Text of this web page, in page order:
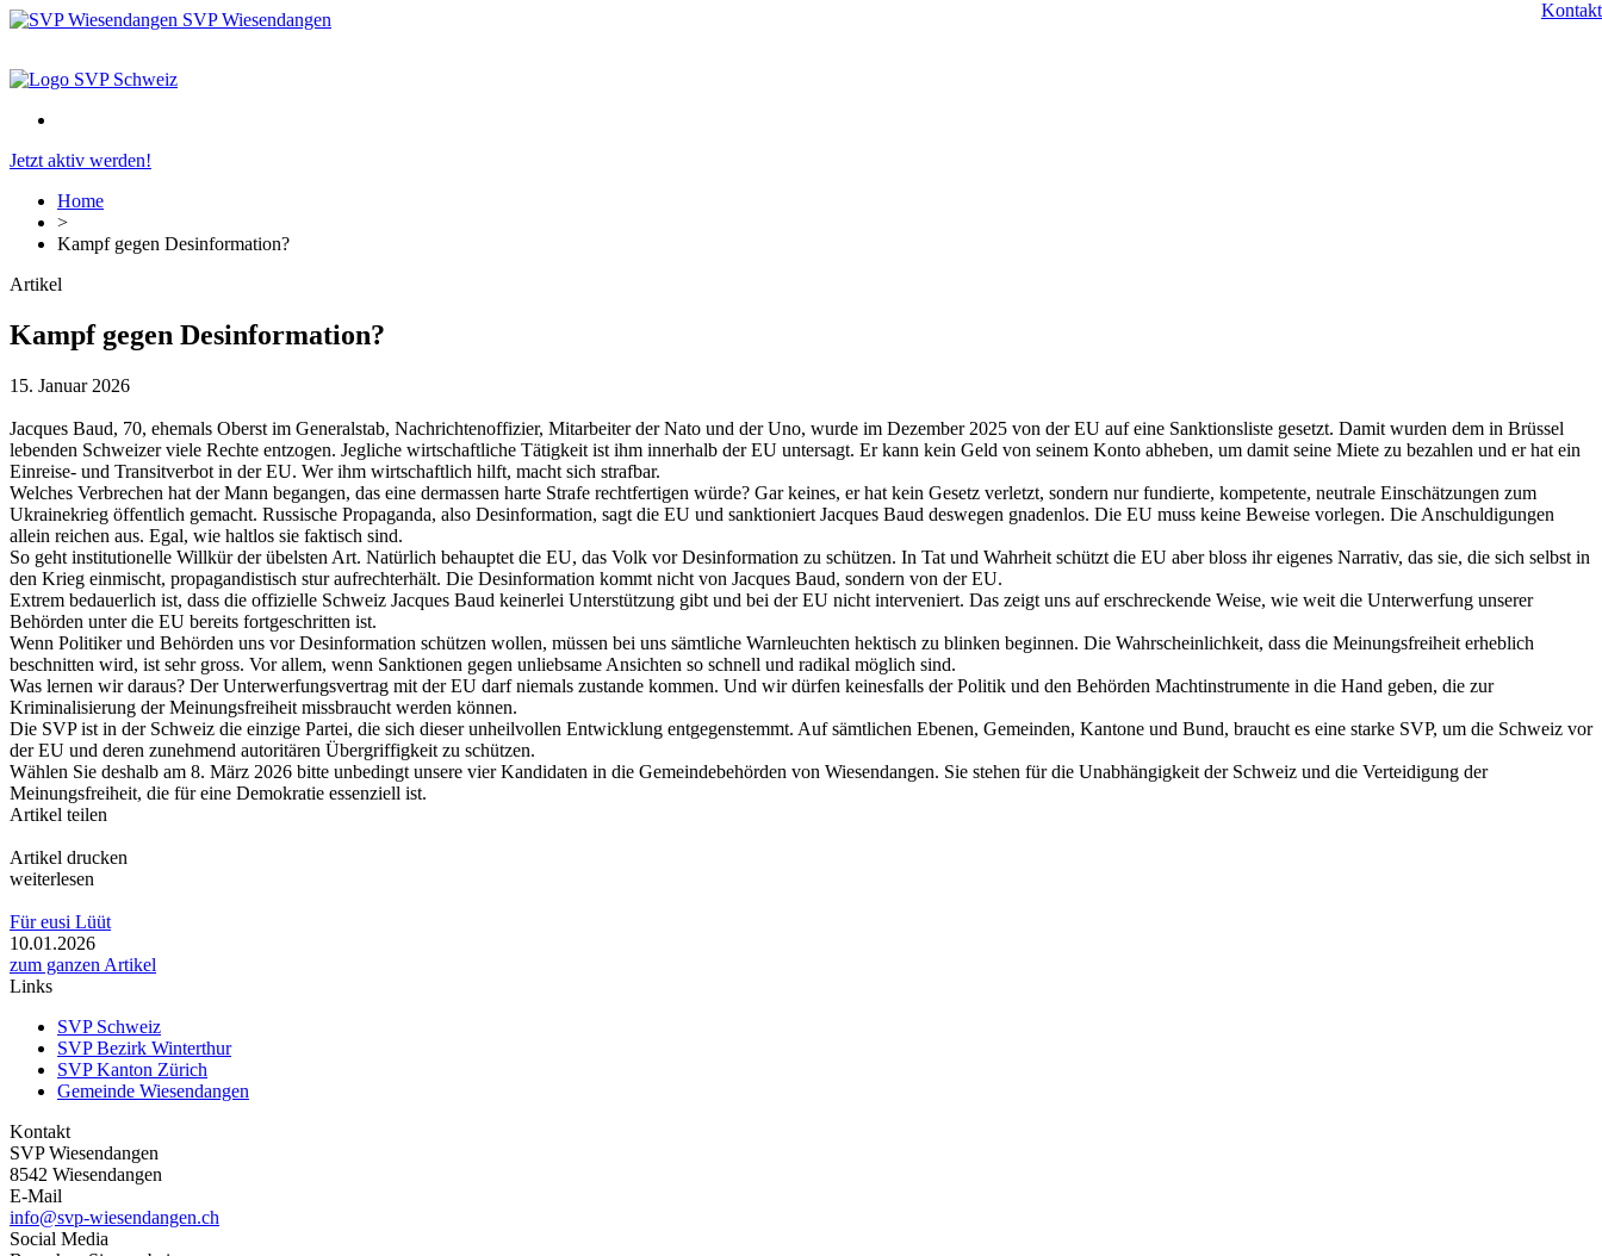
Kontakt
SVP Wiesendangen
Jetzt aktiv werden!
Home
>
Kampf gegen Desinformation?
Artikel
Kampf gegen Desinformation?
15. Januar 2026
Jacques Baud, 70, ehemals Oberst im Generalstab, Nachrichtenoffizier, Mitarbeiter der Nato und der Uno, wurde im Dezember 2025 von der EU auf eine Sanktionsliste gesetzt. Damit wurden dem in Brüssel
lebenden Schweizer viele Rechte entzogen. Jegliche wirtschaftliche Tätigkeit ist ihm innerhalb der EU untersagt. Er kann kein Geld von seinem Konto abheben, um damit seine Miete zu bezahlen und er hat ein
Einreise- und Transitverbot in der EU. Wer ihm wirtschaftlich hilft, macht sich strafbar.
Welches Verbrechen hat der Mann begangen, das eine dermassen harte Strafe rechtfertigen würde? Gar keines, er hat kein Gesetz verletzt, sondern nur fundierte, kompetente, neutrale Einschätzungen zum
Ukrainekrieg öffentlich gemacht. Russische Propaganda, also Desinformation, sagt die EU und sanktioniert Jacques Baud deswegen gnadenlos. Die EU muss keine Beweise vorlegen. Die Anschuldigungen
allein reichen aus. Egal, wie haltlos sie faktisch sind.
So geht institutionelle Willkür der übelsten Art. Natürlich behauptet die EU, das Volk vor Desinformation zu schützen. In Tat und Wahrheit schützt die EU aber bloss ihr eigenes Narrativ, das sie, die sich selbst in
den Krieg einmischt, propagandistisch stur aufrechterhält. Die Desinformation kommt nicht von Jacques Baud, sondern von der EU.
Extrem bedauerlich ist, dass die offizielle Schweiz Jacques Baud keinerlei Unterstützung gibt und bei der EU nicht interveniert. Das zeigt uns auf erschreckende Weise, wie weit die Unterwerfung unserer
Behörden unter die EU bereits fortgeschritten ist.
Wenn Politiker und Behörden uns vor Desinformation schützen wollen, müssen bei uns sämtliche Warnleuchten hektisch zu blinken beginnen. Die Wahrscheinlichkeit, dass die Meinungsfreiheit erheblich
beschnitten wird, ist sehr gross. Vor allem, wenn Sanktionen gegen unliebsame Ansichten so schnell und radikal möglich sind.
Was lernen wir daraus? Der Unterwerfungsvertrag mit der EU darf niemals zustande kommen. Und wir dürfen keinesfalls der Politik und den Behörden Machtinstrumente in die Hand geben, die zur
Kriminalisierung der Meinungsfreiheit missbraucht werden können.
Die SVP ist in der Schweiz die einzige Partei, die sich dieser unheilvollen Entwicklung entgegenstemmt. Auf sämtlichen Ebenen, Gemeinden, Kantone und Bund, braucht es eine starke SVP, um die Schweiz vor
der EU und deren zunehmend autoritären Übergriffigkeit zu schützen.
Wählen Sie deshalb am 8. März 2026 bitte unbedingt unsere vier Kandidaten in die Gemeindebehörden von Wiesendangen. Sie stehen für die Unabhängigkeit der Schweiz und die Verteidigung der
Meinungsfreiheit, die für eine Demokratie essenziell ist.
Artikel teilen
Artikel drucken
weiterlesen
Für eusi Lüüt
10.01.2026
zum ganzen Artikel
Links
SVP Schweiz
SVP Bezirk Winterthur
SVP Kanton Zürich
Gemeinde Wiesendangen
Kontakt
SVP Wiesendangen
8542 Wiesendangen
E-Mail
info@svp-wiesendangen.ch
Social Media